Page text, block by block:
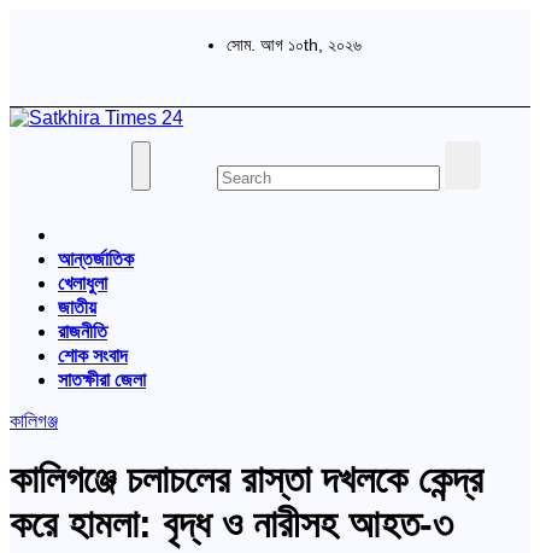
সোম. আগ ১০th, ২০২৬
Satkhira Times 24
আন্তর্জাতিক
খেলাধুলা
জাতীয়
রাজনীতি
শোক সংবাদ
সাতক্ষীরা জেলা
কালিগঞ্জ
কালিগঞ্জে চলাচলের রাস্তা দখলকে কেন্দ্র
করে হামলা: বৃদ্ধ ও নারীসহ আহত-৩